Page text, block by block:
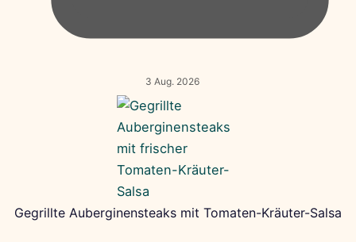
3 Aug. 2026
Gegrillte Auberginensteaks mit Tomaten-Kräuter-Salsa